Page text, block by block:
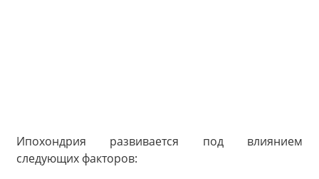
Ипохондрия развивается под влиянием
следующих факторов: